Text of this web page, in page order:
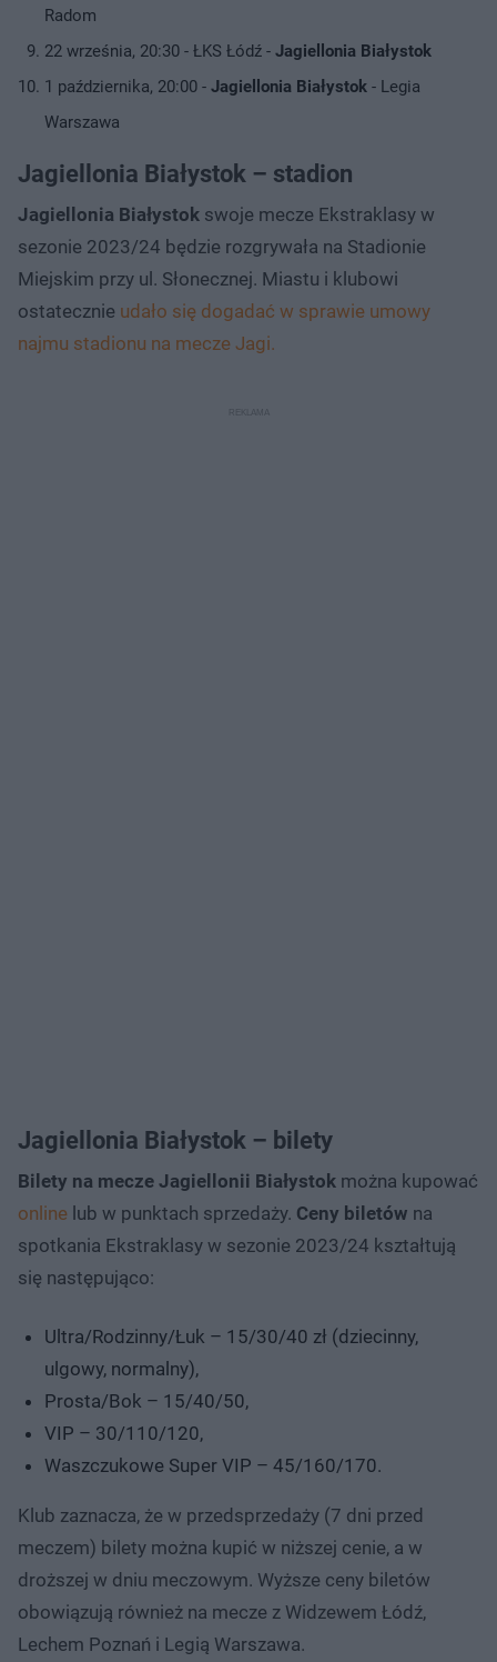
Radom
22 września, 20:30 - ŁKS Łódź - Jagiellonia Białystok
1 października, 20:00 - Jagiellonia Białystok - Legia
Warszawa
Jagiellonia Białystok – stadion
Jagiellonia Białystok swoje mecze Ekstraklasy w
sezonie 2023/24 będzie rozgrywała na Stadionie
Miejskim przy ul. Słonecznej. Miastu i klubowi
ostatecznie udało się dogadać w sprawie umowy
najmu stadionu na mecze Jagi.
Jagiellonia Białystok – bilety
Bilety na mecze Jagiellonii Białystok można kupować
online lub w punktach sprzedaży. Ceny biletów na
spotkania Ekstraklasy w sezonie 2023/24 kształtują
się następująco:
Ultra/Rodzinny/Łuk – 15/30/40 zł (dziecinny,
ulgowy, normalny),
Prosta/Bok – 15/40/50,
VIP – 30/110/120,
Waszczukowe Super VIP – 45/160/170.
Klub zaznacza, że w przedsprzedaży (7 dni przed
meczem) bilety można kupić w niższej cenie, a w
droższej w dniu meczowym. Wyższe ceny biletów
obowiązują również na mecze z Widzewem Łódź,
Lechem Poznań i Legią Warszawa.